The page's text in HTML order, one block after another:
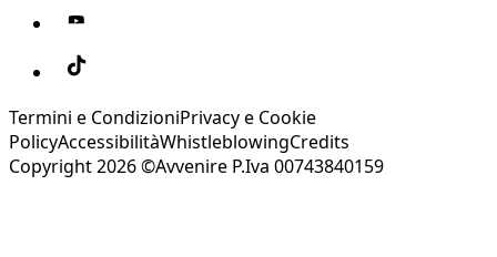
Termini e CondizioniPrivacy e Cookie
PolicyAccessibilitàWhistleblowingCredits
Copyright 2026 ©Avvenire P.Iva 00743840159